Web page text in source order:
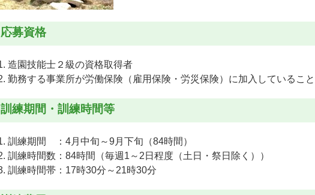
応募資格
造園技能士２級の資格取得者
勤務する事業所が労働保険（雇用保険・労災保険）に加入していること
訓練期間・訓練時間等
訓練期間 ：4月中旬～9月下旬（84時間）
訓練時間数：84時間（毎週1～2日程度（土日・祭日除く））
訓練時間帯：17時30分～21時30分